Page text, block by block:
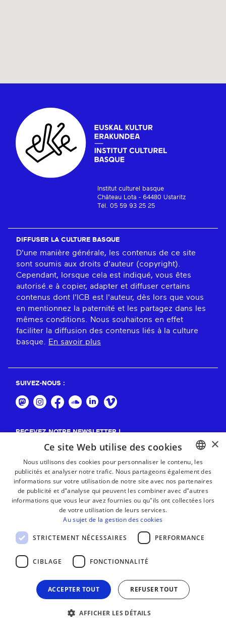
Institut culturel basque
Château Lota - 64480 Ustaritz
Tél. 05 59 93 25 25
DIFFUSER LA CULTURE BASQUE
D'une manière générale, les contenus de ce site
sont soumis aux droits d'auteur (copyright).
Cependant, lorsque cela est indiqué, vous êtes
autorisé.e à copier, adapter et diffuser certains
contenus dont l'ICB est l'auteur, dès lors que vous
en mentionnez la paternité et les partagez dans les
mêmes conditions. Nous souhaitons en effet
faciliter la diffusion des contenus liés à la culture
basque. En savoir plus
SUIVEZ-NOUS :
RECEVEZ NOTRE NEWSLETTER !
MENTIONS LÉGALES
BASQUE
FRENCH
×
Ce site Web utilise des cookies
Nous utilisons des cookies pour personnaliser le contenu, les
publicités et analyser notre trafic. Nous partageons également des
informations sur votre utilisation de notre site avec nos partenaires
de publicité et d"analyse qui peuvent les combiner avec d"autres
informations que vous leur avez fournies ou qu"ils ont collectées lors
de votre utilisation de leurs services.
Au sujet de la gestion des cookies
STRICTEMENT NÉCESSAIRES PERFORMANCE
CIBLAGE FONCTIONNALITÉ
ACCEPTER TOUT REFUSER TOUT
AFFICHER LES DÉTAILS